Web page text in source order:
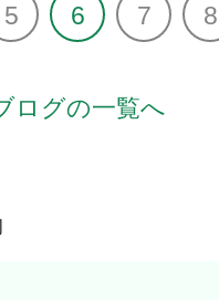
5 6 7 8
ログの一覧へ